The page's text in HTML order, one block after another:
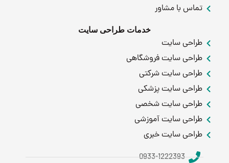
تماس با مشاور
خدمات طراحی سایت
طراحی سایت
طراحی سایت فروشگاهی
طراحی سایت شرکتی
طراحی سایت پزشکی
طراحی سایت شخصی
طراحی سایت آموزشی
طراحی سایت خبری
0933-1222393